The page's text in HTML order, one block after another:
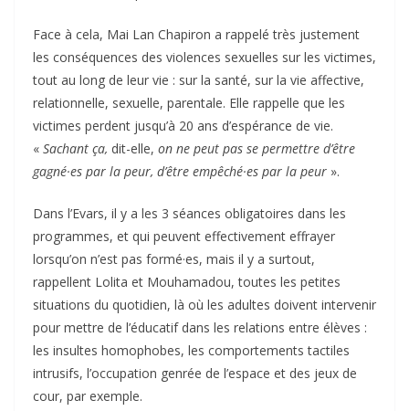
Face à cela, Mai Lan Chapiron a rappelé très justement
les conséquences des violences sexuelles sur les victimes,
tout au long de leur vie : sur la santé, sur la vie affective,
relationnelle, sexuelle, parentale. Elle rappelle que les
victimes perdent jusqu’à 20 ans d’espérance de vie.
« Sachant ça, dit-elle, on ne peut pas se permettre d’être
gagné·es par la peur, d’être empêché·es par la peur ».
Dans l’Evars, il y a les 3 séances obligatoires dans les
programmes, et qui peuvent effectivement effrayer
lorsqu’on n’est pas formé·es, mais il y a surtout,
rappellent Lolita et Mouhamadou, toutes les petites
situations du quotidien, là où les adultes doivent intervenir
pour mettre de l’éducatif dans les relations entre élèves :
les insultes homophobes, les comportements tactiles
intrusifs, l’occupation genrée de l’espace et des jeux de
cour, par exemple.